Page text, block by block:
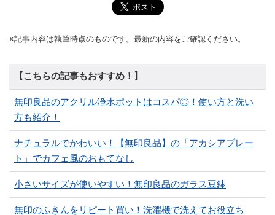
※記事内容は執筆時点のものです。最新の内容をご確認ください。
【こちらの記事もおすすめ！】
無印良品のアクリル浄水ポットはコスパ◎！使い方と洗い
方も紹介！
ナチュラルでかわいい！【無印良品】の「アカシアプレー
ト」でカフェ風のおもてなし
小さいサイズが使いやすい！無印良品のガラス豆鉢
無印のふきんをリピート買い！洗濯機で洗えてお役立ち